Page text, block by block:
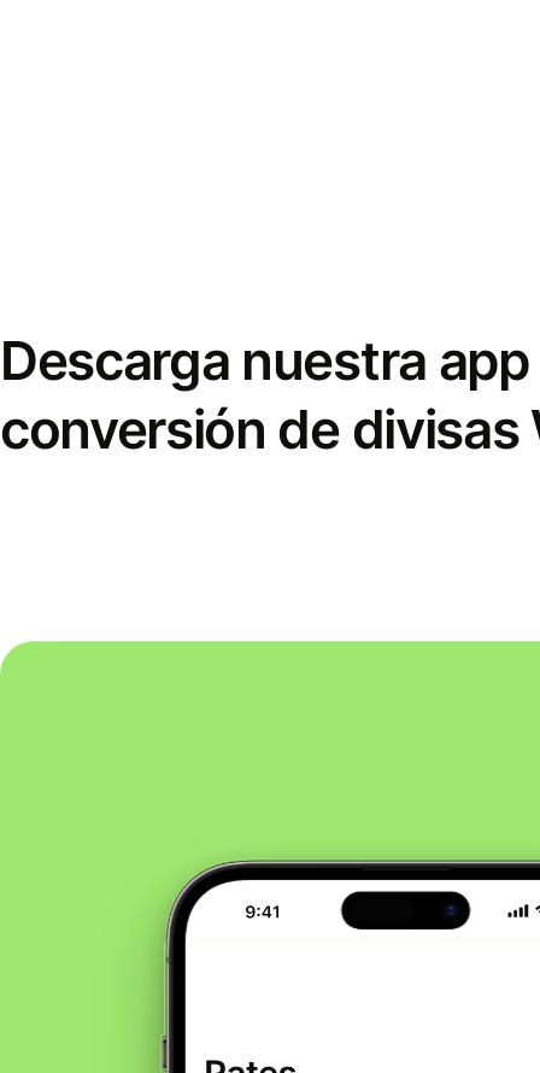
Descarga nuestra
conversión de divisas